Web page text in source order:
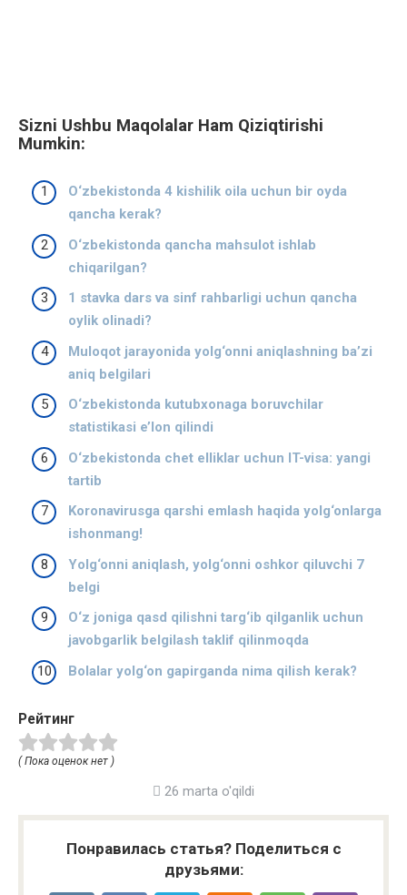
Sizni Ushbu Maqolalar Ham Qiziqtirishi
Mumkin:
O‘zbekistonda 4 kishilik oila uchun bir oyda
qancha kerak?
O‘zbekistonda qancha mahsulot ishlab
chiqarilgan?
1 stavka dars va sinf rahbarligi uchun qancha
oylik olinadi?
Muloqot jarayonida yolg‘onni aniqlashning ba’zi
aniq belgilari
O‘zbekistonda kutubxonaga boruvchilar
statistikasi e’lon qilindi
O‘zbekistonda chet elliklar uchun IT-visa: yangi
tartib
Koronavirusga qarshi emlash haqida yolg‘onlarga
ishonmang!
Yolg‘onni aniqlash, yolg‘onni oshkor qiluvchi 7
belgi
O‘z joniga qasd qilishni targ‘ib qilganlik uchun
javobgarlik belgilash taklif qilinmoqda
Bolalar yolg‘on gapirganda nima qilish kerak?
Рейтинг
( Пока оценок нет )
26 marta o'qildi
Понравилась статья? Поделиться с
друзьями: